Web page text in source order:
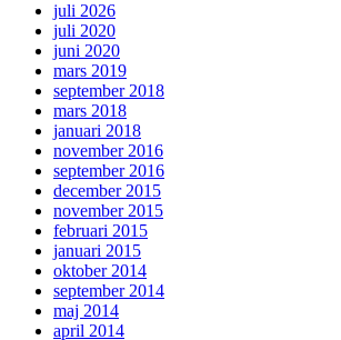
juli 2026
juli 2020
juni 2020
mars 2019
september 2018
mars 2018
januari 2018
november 2016
september 2016
december 2015
november 2015
februari 2015
januari 2015
oktober 2014
september 2014
maj 2014
april 2014